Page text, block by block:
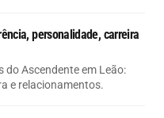
personalidade, carreira
Ascendente em Leão:
e relacionamentos.